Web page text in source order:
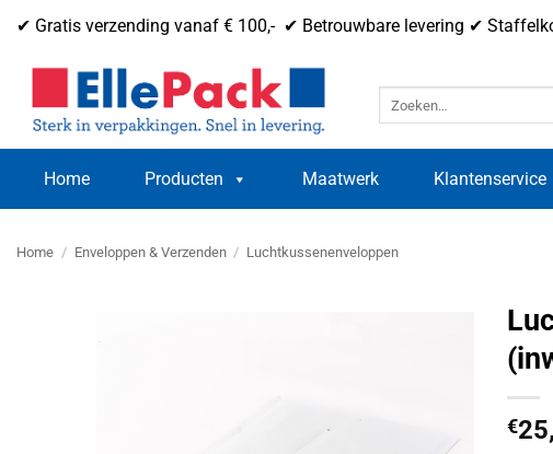
inhoud
✔ Gratis verzending vanaf € 100,- ✔ Betrouwbare levering ✔
Home Producten Maatwerk Klantenservice
Home / Enveloppen & Verzenden / Luchtkussenenveloppen
€